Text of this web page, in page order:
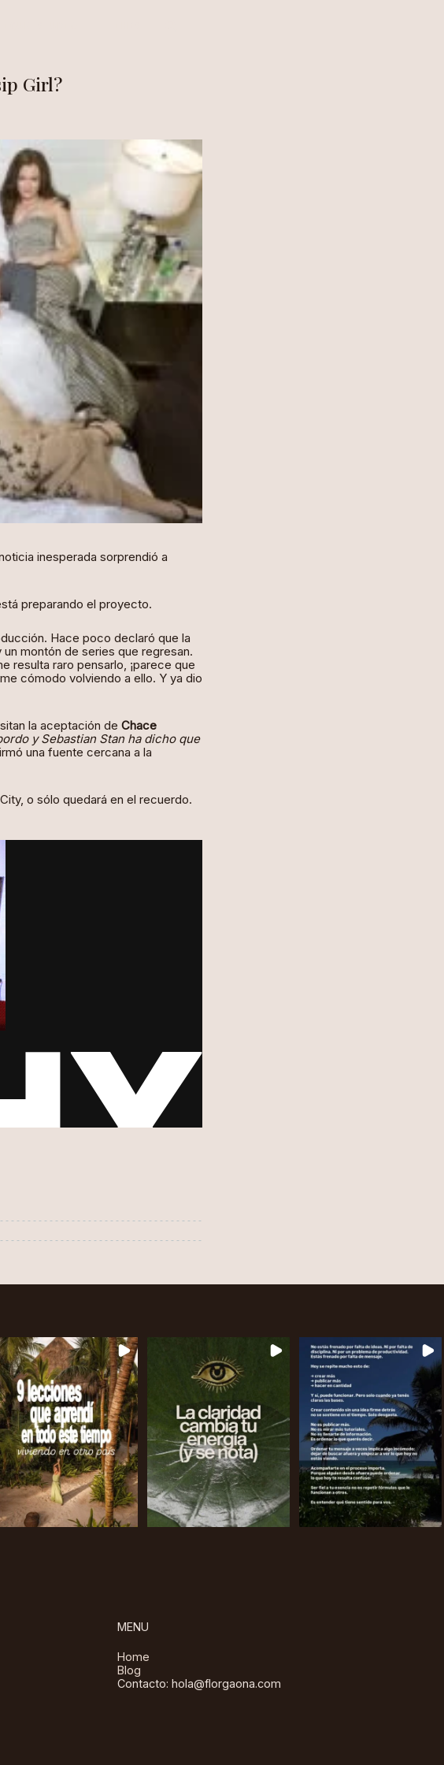
Girl?
inesperada sorprendió a
preparando el proyecto.
Hace poco declaró que la
un montón de series que regresan.
resulta raro pensarlo, ¡parece que
cómodo volviendo a ello. Y ya dio
la aceptación de Chace
y Sebastian Stan ha dicho que
una fuente cercana a la
o sólo quedará en el recuerdo.
MENU
Home
Blog
Contacto: hola@florgaona.com